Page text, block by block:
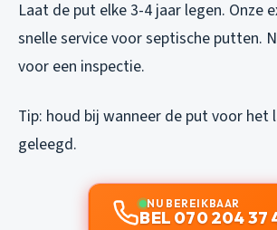
Laat de put elke 3-4 jaar legen. Onze
snelle service voor septische putten.
voor een inspectie.
Tip: houd bij wanneer de put voor het
geleegd.
NU BEREIKBAAR
BEL 070 204 37